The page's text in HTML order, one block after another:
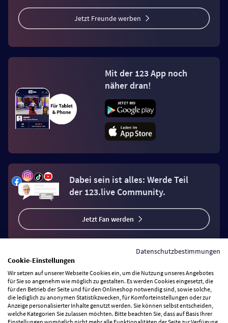
Jetzt Freunde werben
Mit der 123 App noch
näher dran!
Dabei sein ist alles: Werde Teil
der 123.live Community.
Jetzt Fan werden
Vertrag widerrufen
Zahlungsarten
Datenschutzbestimmungen
Cookie-Einstellungen
Wir setzen auf unserer Webseite Cookies ein, um die Nutzung unseres Angebotes
für Sie so angenehm wie möglich zu gestalten. Es werden Cookies eingesetzt, die
für den Betrieb der Seite und für den Onlineshop notwendig sind, sowie solche,
die lediglich zu anonymen Statistikzwecken, für Komforteinstellungen oder zur
Anzeige personalisierter Inhalte genutzt werden. Sie können selbst entscheiden,
welche Kategorien Sie zulassen möchten. Bitte beachten Sie, dass auf Basis Ihrer